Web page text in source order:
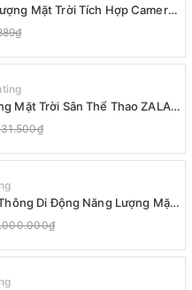
Mặt Trời Tích Hợp Camera
(80W, IP65)
Mặt Trời Sân Thể Thao ZALAA
Cao Cấp
Di Động Năng Lượng Mặt
D